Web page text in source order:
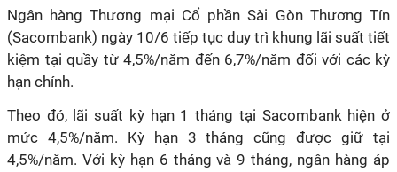
Ngân hàng Thương mại Cổ phần Sài Gòn Thương Tín
(Sacombank) ngày 10/6 tiếp tục duy trì khung lãi suất tiết
kiệm tại quầy từ 4,5%/năm đến 6,7%/năm đối với các kỳ
hạn chính.
Theo đó, lãi suất kỳ hạn 1 tháng tại Sacombank hiện ở
mức 4,5%/năm. Kỳ hạn 3 tháng cũng được giữ tại
4,5%/năm. Với kỳ hạn 6 tháng và 9 tháng, ngân hàng áp